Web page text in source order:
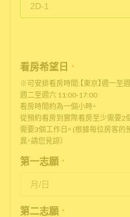
看房希望日
*
※可安排看房時間:【東京】週一至
週二至週六 11:00-17:00
看房時間約為一個小時。
從預約看房到實際看房至少需要2
需要3個工作日。 (根據每位房客
異，請您見諒）
第一志願 *
第二志願 *